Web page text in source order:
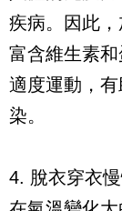
疾病。因此
富含維生素
適度運動，
染。
4. 脫衣穿衣